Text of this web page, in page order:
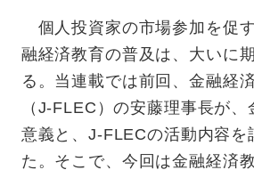
個人投資家の市場参加を促
融経済教育の普及は、大いに
る。当連載では前回、金融経
（J-FLEC）の安藤理事長が
意義と、J-FLECの活動内容を
た。そこで、今回は金融経済